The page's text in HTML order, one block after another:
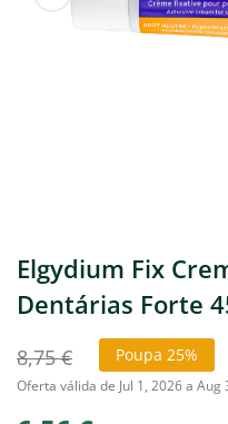
Elgydium Fix
Dentárias Forte
8,75 € Poupa 25%
Oferta válida de Jul 1, 2026 a Aug